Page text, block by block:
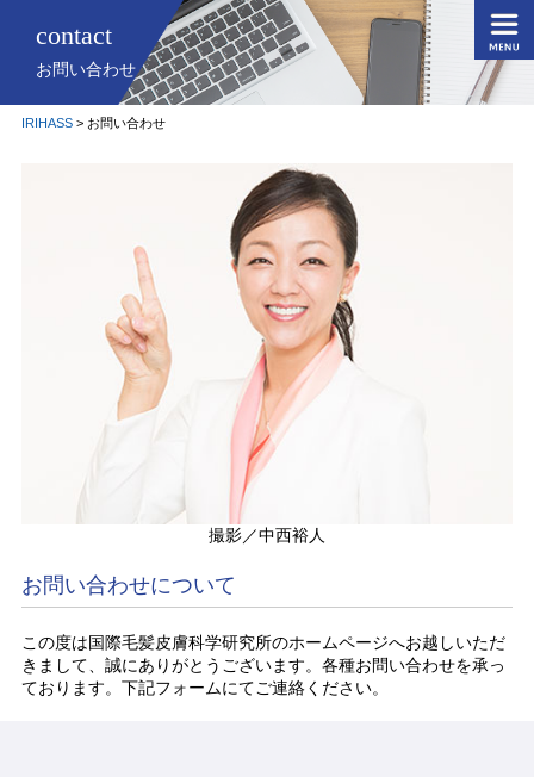
contact
お問い合わせ
IRIHASS> お問い合わせ
撮影／中西裕人
お問い合わせについて
この度は国際毛髪皮膚科学研究所のホームページへお越しいただ
きまして、誠にありがとうございます。各種お問い合わせを承っ
ております。下記フォームにてご連絡ください。